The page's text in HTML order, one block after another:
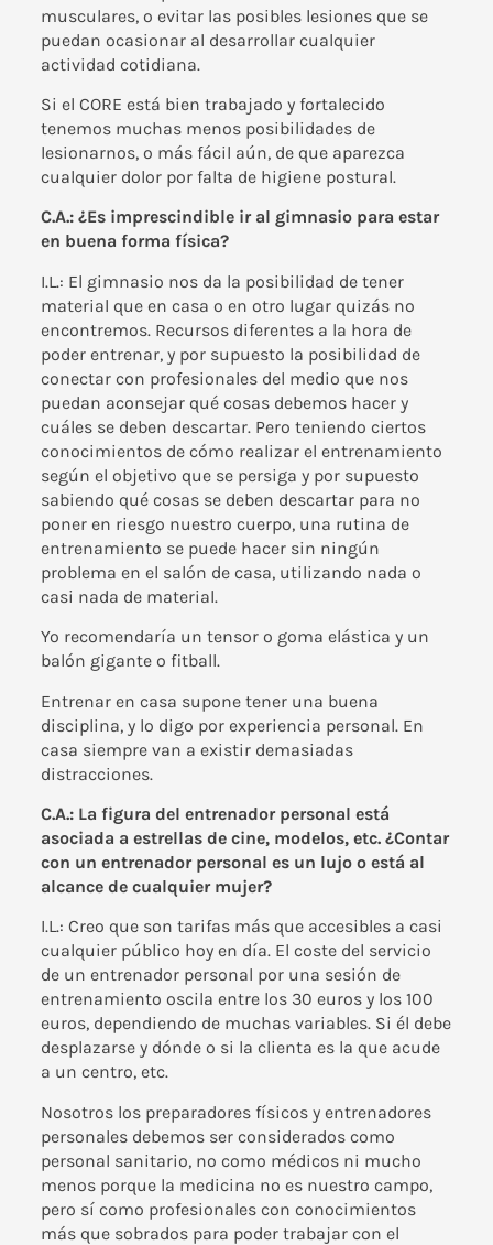
musculares, o evitar las posibles lesiones que se
puedan ocasionar al desarrollar cualquier
actividad cotidiana.
Si el CORE está bien trabajado y fortalecido
tenemos muchas menos posibilidades de
lesionarnos, o más fácil aún, de que aparezca
cualquier dolor por falta de higiene postural.
C.A.: ¿Es imprescindible ir al gimnasio para estar
en buena forma física?
I.L.: El gimnasio nos da la posibilidad de tener
material que en casa o en otro lugar quizás no
encontremos. Recursos diferentes a la hora de
poder entrenar, y por supuesto la posibilidad de
conectar con profesionales del medio que nos
puedan aconsejar qué cosas debemos hacer y
cuáles se deben descartar. Pero teniendo ciertos
conocimientos de cómo realizar el entrenamiento
según el objetivo que se persiga y por supuesto
sabiendo qué cosas se deben descartar para no
poner en riesgo nuestro cuerpo, una rutina de
entrenamiento se puede hacer sin ningún
problema en el salón de casa, utilizando nada o
casi nada de material.
Yo recomendaría un tensor o goma elástica y un
balón gigante o fitball.
Entrenar en casa supone tener una buena
disciplina, y lo digo por experiencia personal. En
casa siempre van a existir demasiadas
distracciones.
C.A.: La figura del entrenador personal está
asociada a estrellas de cine, modelos, etc. ¿Contar
con un entrenador personal es un lujo o está al
alcance de cualquier mujer?
I.L.: Creo que son tarifas más que accesibles a casi
cualquier público hoy en día. El coste del servicio
de un entrenador personal por una sesión de
entrenamiento oscila entre los 30 euros y los 100
euros, dependiendo de muchas variables. Si él debe
desplazarse y dónde o si la clienta es la que acude
a un centro, etc.
Nosotros los preparadores físicos y entrenadores
personales debemos ser considerados como
personal sanitario, no como médicos ni mucho
menos porque la medicina no es nuestro campo,
pero sí como profesionales con conocimientos
más que sobrados para poder trabajar con el